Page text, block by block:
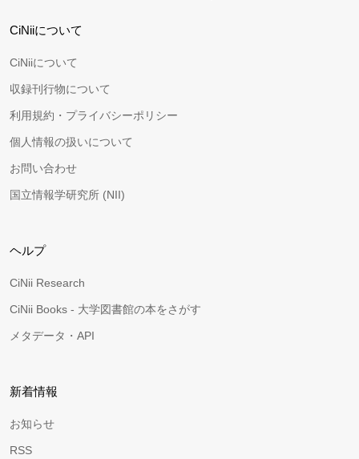
CiNiiについて
CiNiiについて
収録刊行物について
利用規約・プライバシーポリシー
個人情報の扱いについて
お問い合わせ
国立情報学研究所 (NII)
ヘルプ
CiNii Research
CiNii Books - 大学図書館の本をさがす
メタデータ・API
新着情報
お知らせ
RSS